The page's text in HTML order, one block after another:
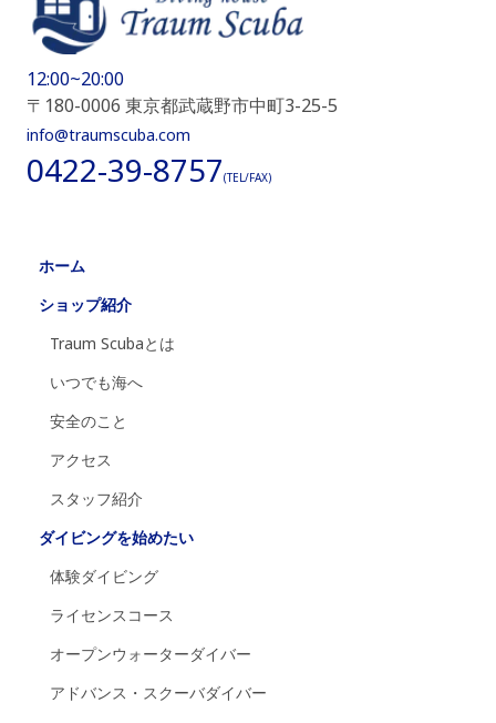
12:00~20:00
〒180-0006 東京都武蔵野市中町3-25-5
info@traumscuba.com
0422-39-8757(TEL/FAX)
ホーム
ショップ紹介
Traum Scubaとは
いつでも海へ
安全のこと
アクセス
スタッフ紹介
ダイビングを始めたい
体験ダイビング
ライセンスコース
オープンウォーターダイバー
アドバンス・スクーバダイバー